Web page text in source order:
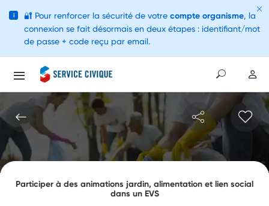
Participer à des animations jardin, alimentation et lien social
dans un EVS
i 🔐 Pour renforcer la sécurité de votre compte organisme, la
connexion se fait désormais en deux étapes : identifiant/mot
de passe + code reçu par email.